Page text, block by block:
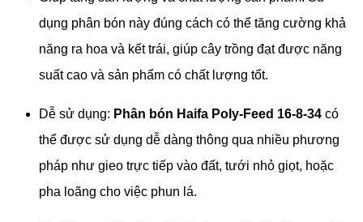
dụng phân bón này đúng cách có thể tăng cường khả
năng ra hoa và kết trái, giúp cây trồng đạt được năng
suất cao và sản phẩm có chất lượng tốt.
Dễ sử dụng: Phân bón Haifa Poly-Feed 16-8-34 có
thể được sử dụng dễ dàng thông qua nhiều phương
pháp như gieo trực tiếp vào đất, tưới nhỏ giọt, hoặc
pha loãng cho việc phun lá.